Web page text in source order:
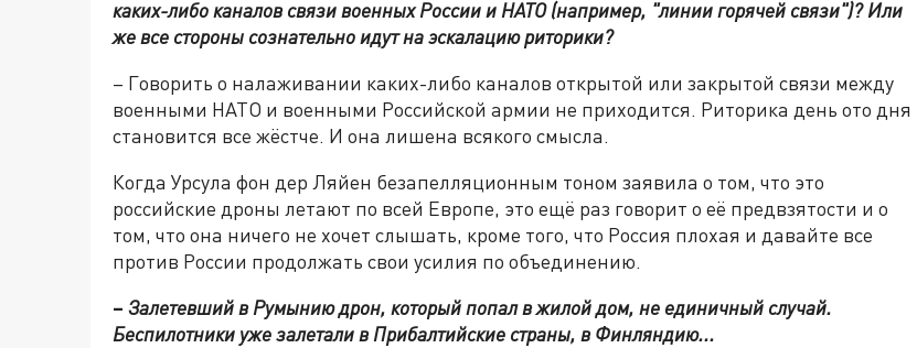
каких-либо каналов связи военных России и НАТО (например, "линии горячей связи")? Или
же все стороны сознательно идут на эскалацию риторики?
– Говорить о налаживании каких-либо каналов открытой или закрытой связи между
военными НАТО и военными Российской армии не приходится. Риторика день ото дня
становится все жёстче. И она лишена всякого смысла.
Когда Урсула фон дер Ляйен безапелляционным тоном заявила о том, что это
российские дроны летают по всей Европе, это ещё раз говорит о её предвзятости и о
том, что она ничего не хочет слышать, кроме того, что Россия плохая и давайте все
против России продолжать свои усилия по объединению.
– Залетевший в Румынию дрон, который попал в жилой дом, не единичный случай.
Беспилотники уже залетали в Прибалтийские страны, в Финляндию...